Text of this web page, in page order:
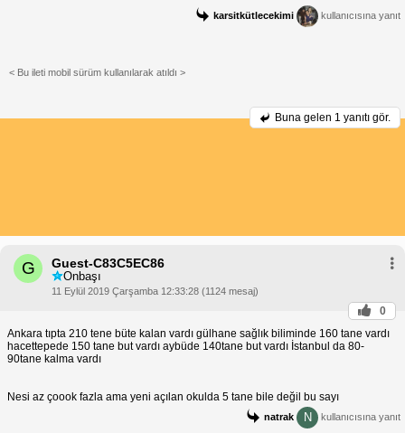
karsitkütlecekimi kullanıcısına yanıt
< Bu ileti mobil sürüm kullanılarak atıldı >
Buna gelen 1 yanıtı gör.
G Guest-C83C5EC86
Onbaşı
11 Eylül 2019 Çarşamba 12:33:28 (1124 mesaj)
0
Ankara tıpta 210 tene büte kalan vardı gülhane sağlık biliminde 160 tane vardı
hacettepede 150 tane but vardı aybüde 140tane but vardı İstanbul da 80-
90tane kalma vardı
Nesi az çoook fazla ama yeni açılan okulda 5 tane bile değil bu sayı
natrak N kullanıcısına yanıt